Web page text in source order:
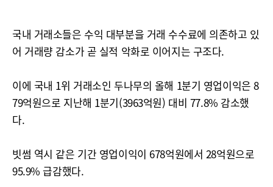
국내 거래소들은 수익 대부분을 거래 수수료에 의존하고 있
어 거래량 감소가 곧 실적 악화로 이어지는 구조다.
이에 국내 1위 거래소인 두나무의 올해 1분기 영업이익은 8
79억원으로 지난해 1분기(3963억원) 대비 77.8% 감소했
다.
빗썸 역시 같은 기간 영업이익이 678억원에서 28억원으로
95.9% 급감했다.